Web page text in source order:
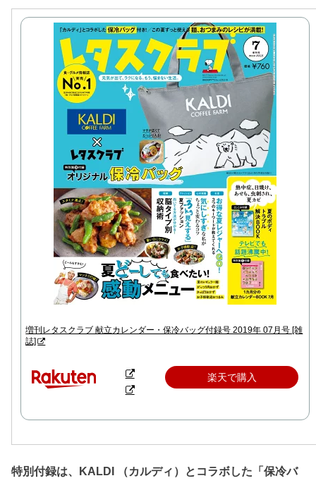
増刊レタスクラブ 献立カレンダー・保冷バッグ付録号 2019年 07月号 [雑
誌]
楽天で購入
特別付録は、KALDI （カルディ）とコラボした「保冷バ